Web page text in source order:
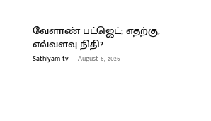
வேளாண் பட்ஜெட்; எதற்கு,
எவ்வளவு நிதி?
Sathiyam tv - August 6, 2026